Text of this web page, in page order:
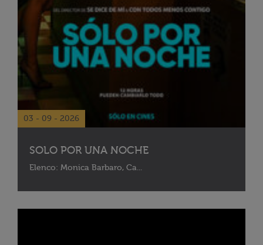
03 - 09 - 2026
SOLO POR UNA NOCHE
Elenco: Monica Barbaro, Ca...